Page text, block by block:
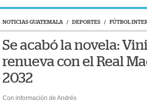
NOTICIAS GUATEMALA / DEPORTES / FÚTBOL
Se acabó la novela:
renueva con el Real
2032
Con información de Andrés